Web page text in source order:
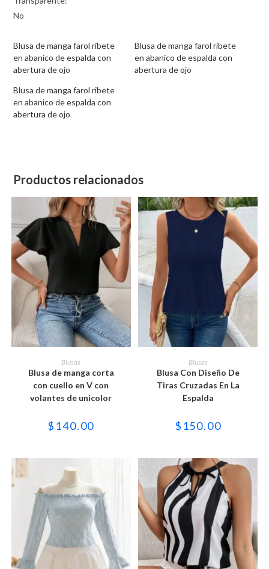
No
Blusa de manga farol ribete
en abanico de espalda con
abertura de ojo
Blusa de manga farol ribete
en abanico de espalda con
abertura de ojo
Blusa de manga farol ribete
en abanico de espalda con
abertura de ojo
Productos relacionados
SELECCIONAR OPCIONES
Este
tiene
múltiples
variantes.
opciones
elegir
de
producto
Blusas
Blusa de manga corta
con cuello en V con
volantes de unicolor
$ 140.00
SELECCIONAR OPCIONES
Este
tiene
múltiples
variantes.
opciones
elegir
de
producto
Blusas
Blusa Con Diseño De
Tiras Cruzadas En La
Espalda
$ 150.00